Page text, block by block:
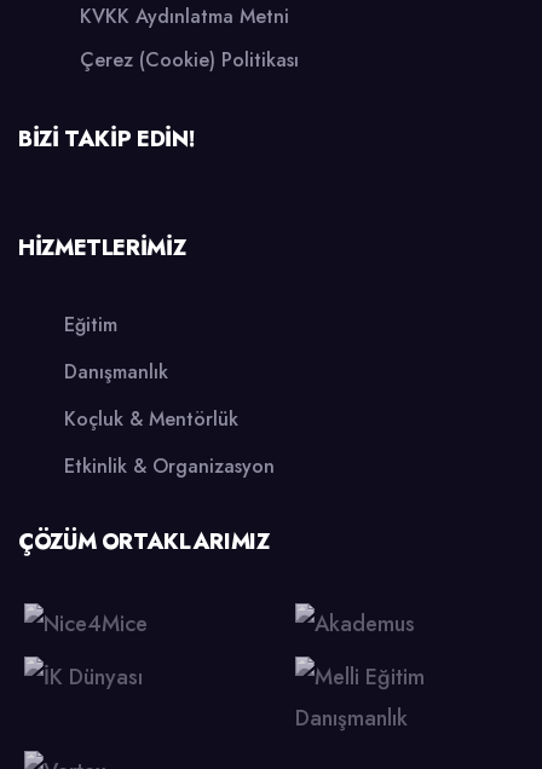
KVKK Aydınlatma Metni
Çerez (Cookie) Politikası
BİZİ TAKİP EDİN!
HİZMETLERİMİZ
Eğitim
Danışmanlık
Koçluk & Mentörlük
Etkinlik & Organizasyon
ÇÖZÜM ORTAKLARIMIZ